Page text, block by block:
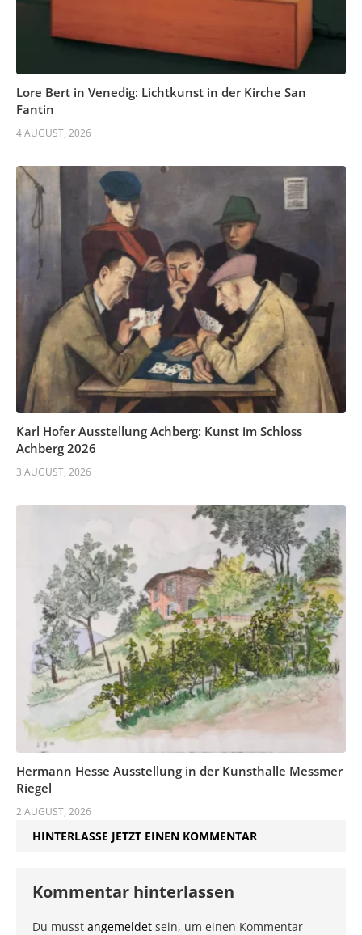
Lore Bert in Venedig: Lichtkunst in der Kirche San
Fantin
4 AUGUST, 2026
Karl Hofer Ausstellung Achberg: Kunst im Schloss
Achberg 2026
3 AUGUST, 2026
Hermann Hesse Ausstellung in der Kunsthalle Messmer
Riegel
2 AUGUST, 2026
HINTERLASSE JETZT EINEN KOMMENTAR
Kommentar hinterlassen
Du musst angemeldet sein, um einen Kommentar